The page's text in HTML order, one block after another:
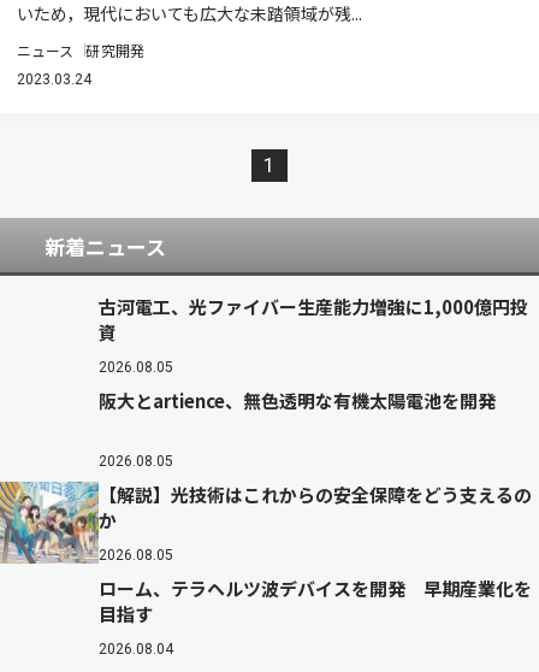
いため，現代においても広大な未踏領域が残...
ニュース 研究開発
2023.03.24
1
新着ニュース
古河電工、光ファイバー生産能力増強に1,000億円投
資
2026.08.05
阪大とartience、無色透明な有機太陽電池を開発
2026.08.05
【解説】光技術はこれからの安全保障をどう支えるの
か
2026.08.05
ローム、テラヘルツ波デバイスを開発 早期産業化を
目指す
2026.08.04